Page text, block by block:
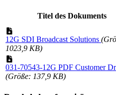
Titel des Dokuments
12G SDI Broadcast Solutions
1023,9 KB)
031-70543-12G PDF Customer
(Größe: 137,9 KB)